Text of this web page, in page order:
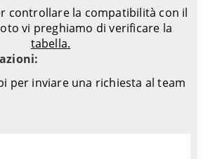
controllare la compatibilità con il
vi preghiamo di verificare la
tabella.
per inviare una richiesta al team